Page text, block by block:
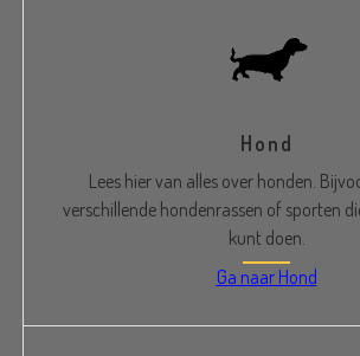
Hond
Lees hier van alles over honden.
verschillende hondenrassen of sporten
kunt doen.
Ga naar Hond